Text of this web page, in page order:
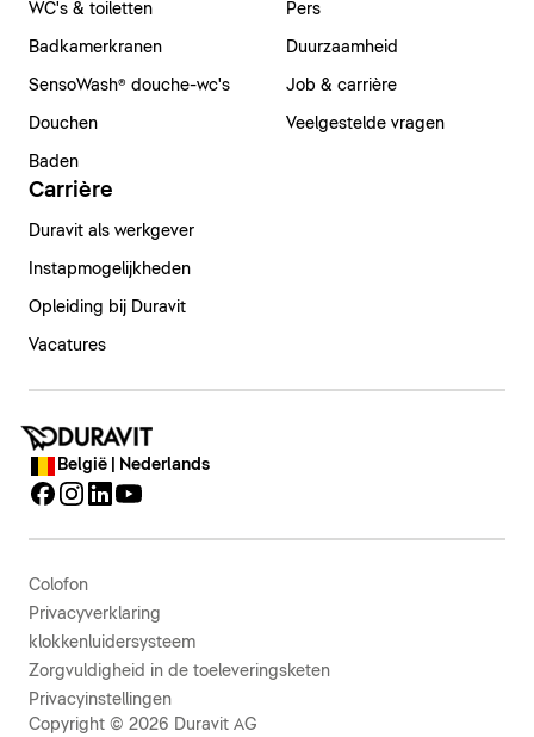
WC's & toiletten
Badkamerkranen
SensoWash® douche-wc's
Douchen
Baden
Pers
Duurzaamheid
Job & carrière
Veelgestelde vragen
Carrière
Duravit als werkgever
Instapmogelijkheden
Opleiding bij Duravit
Vacatures
België | Nederlands
Colofon
Privacyverklaring
klokkenluidersysteem
Zorgvuldigheid in de toeleveringsketen
Privacyinstellingen
Copyright © 2026 Duravit AG